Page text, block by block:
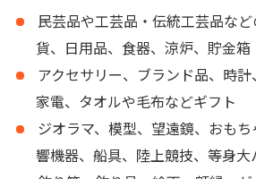
民芸品や工芸品・伝統工芸品な
貨、日用品、食器、涼炉、貯金箱
アクセサリー、ブランド品、時計
家電、タオルや毛布などギフト
ジオラマ、模型、望遠鏡、おも
響機器、船具、陸上競技、等身大